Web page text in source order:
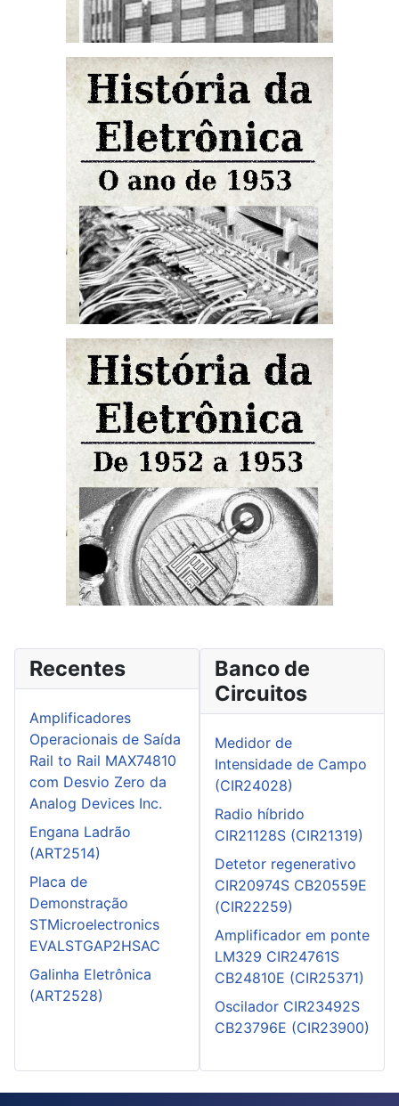
Recentes
Amplificadores
Operacionais de Saída
Rail to Rail MAX74810
com Desvio Zero da
Analog Devices Inc.
Engana Ladrão
(ART2514)
Placa de
Demonstração
STMicroelectronics
EVALSTGAP2HSAC
Galinha Eletrônica
(ART2528)
Banco de
Circuitos
Medidor de
Intensidade de Campo
(CIR24028)
Radio híbrido
CIR21128S (CIR21319)
Detetor regenerativo
CIR20974S CB20559E
(CIR22259)
Amplificador em ponte
LM329 CIR24761S
CB24810E (CIR25371)
Oscilador CIR23492S
CB23796E (CIR23900)